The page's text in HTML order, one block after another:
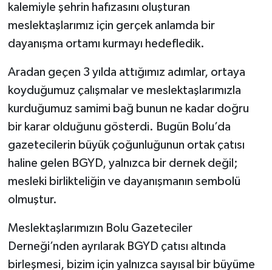
kalemiyle şehrin hafızasını oluşturan
meslektaşlarımız için gerçek anlamda bir
dayanışma ortamı kurmayı hedefledik.
Aradan geçen 3 yılda attığımız adımlar, ortaya
koyduğumuz çalışmalar ve meslektaşlarımızla
kurduğumuz samimi bağ bunun ne kadar doğru
bir karar olduğunu gösterdi. Bugün Bolu’da
gazetecilerin büyük çoğunluğunun ortak çatısı
haline gelen BGYD, yalnızca bir dernek değil;
mesleki birlikteliğin ve dayanışmanın sembolü
olmuştur.
Meslektaşlarımızın Bolu Gazeteciler
Derneği’nden ayrılarak BGYD çatısı altında
birleşmesi, bizim için yalnızca sayısal bir büyüme